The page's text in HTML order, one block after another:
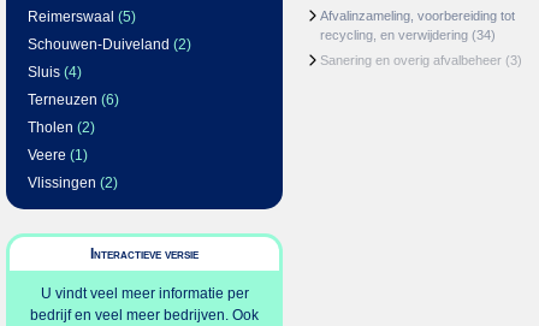
Reimerswaal (5)
Schouwen-Duiveland (2)
Sluis (4)
Terneuzen (6)
Tholen (2)
Veere (1)
Vlissingen (2)
Interactieve versie
U vindt veel meer informatie per
bedrijf en veel meer bedrijven. Ook
Afvalinzameling, voorbereiding tot
recycling, en verwijdering (34)
Sanering en overig afvalbeheer (3)